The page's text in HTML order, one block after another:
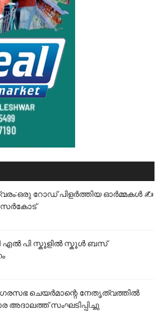
റോഡ് പിളർത്തിയ ഓർമ്മകൾ ✍️
എൽ പി സ്കൂളിൽ സ്കൂൾ ബസ്
ചെയർമാന്റെ നേതൃത്വത്തിൽ
അദാലത്ത് സംഘടിപ്പിച്ചു